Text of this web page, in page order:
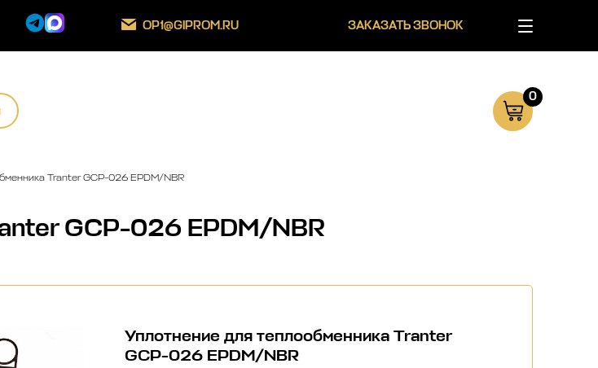
OP1@GIPROM.RU ЗАКАЗАТЬ ЗВОНОК
0
Tranter GCP-026 EPDM/NBR
GCP-026 EPDM/NBR
Уплотнение для теплообменника Tranter
GCP-026 EPDM/NBR